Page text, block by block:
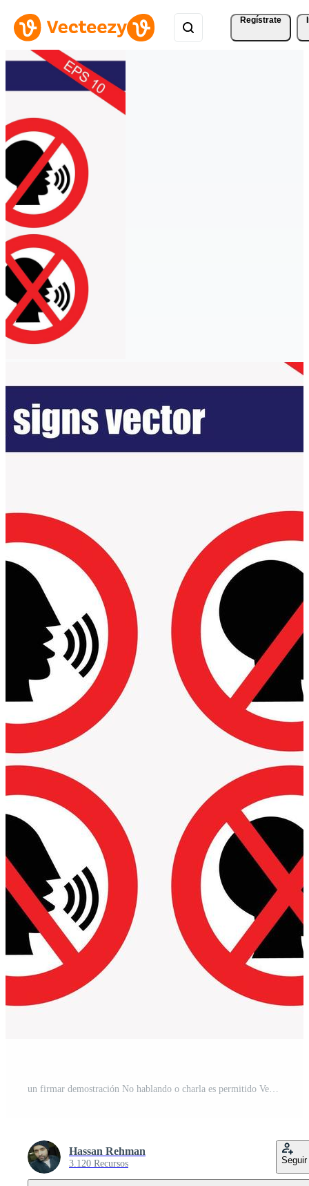
Regístrate
un firmar demostración No hablando o charla es permitido Vector Pro
Hassan Rehman
3.120 Recursos Seguir